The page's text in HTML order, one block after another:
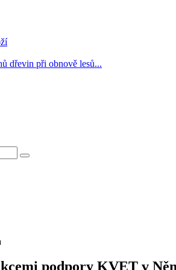
dřevin při obnově lesů...
podpory KVET v